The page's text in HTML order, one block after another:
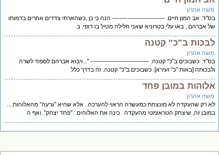
משה אהרון
בס"ד. אב המון חיים. --------------------------- הנה כי כן ,כשהארתי צדדים אחרים בדמותו
של אברהם , באו עלי בטרוניא שאני חלילה מטיל בו דופי. ב
לבכות ב"כ" קטנה
משה אהרון
בס"ד. כשבוכים ב"כ" קטנה. ------------------------------ "...ויבוא אברהם לספוד לשרה
ולבכותה [באות "כ" זעירא]. כשבוכים ב"כ" קטנה. זה בדרך כלל
אלוהות במובן פחד
משה אהרון
לא רק שהעקדה לא מונצחת כמעשרה הראוי להערכה . אלא שהיא "גרעה" מהאלוהות....
במובן זה, שיצחק הטראומטי מהעקדה . כינה את האלוהים : "פחד יצחק". ואף ה